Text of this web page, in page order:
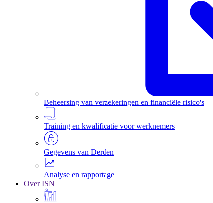
Beheersing van verzekeringen en financiële risico's
Training en kwalificatie voor werknemers
Gegevens van Derden
Analyse en rapportage
Over ISN